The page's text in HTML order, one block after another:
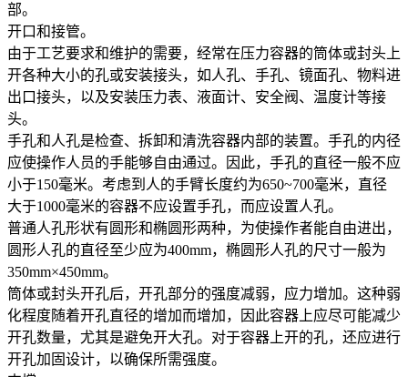
部。
开口和接管。
由于工艺要求和维护的需要，经常在压力容器的筒体或封头上
开各种大小的孔或安装接头，如人孔、手孔、镜面孔、物料进
出口接头，以及安装压力表、液面计、安全阀、温度计等接
头。
手孔和人孔是检查、拆卸和清洗容器内部的装置。手孔的内径
应使操作人员的手能够自由通过。因此，手孔的直径一般不应
小于150毫米。考虑到人的手臂长度约为650~700毫米，直径
大于1000毫米的容器不应设置手孔，而应设置人孔。
普通人孔形状有圆形和椭圆形两种，为使操作者能自由进出，
圆形人孔的直径至少应为400mm，椭圆形人孔的尺寸一般为
350mm×450mm。
筒体或封头开孔后，开孔部分的强度减弱，应力增加。这种弱
化程度随着开孔直径的增加而增加，因此容器上应尽可能减少
开孔数量，尤其是避免开大孔。对于容器上开的孔，还应进行
开孔加固设计，以确保所需强度。